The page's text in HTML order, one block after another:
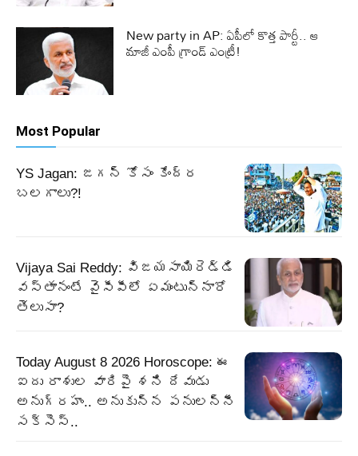
New party in AP: ఏపీలో కొత్త పార్టీ.. ఆ
మాజీ ఎంపీ గ్రాండ్ ఎంట్రీ!
Most Popular
YS Jagan: జగన్ కోసం కేంద్ర
బలగాలు?!
Vijaya Sai Reddy: విజయసాయిరెడ్డి
వస్తానంటే వైసీపీలో ఏమంటున్నారో
తెలుసా?
Today August 8 2026 Horoscope: ఈ
ఐదు రాశుల వారిపై శని దేవుడు
అనుగ్రహం.. అనుకున్న పనులన్నీ
సక్సెస్..